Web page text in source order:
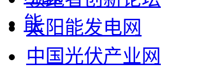
太阳能发电网
中国光伏产业网